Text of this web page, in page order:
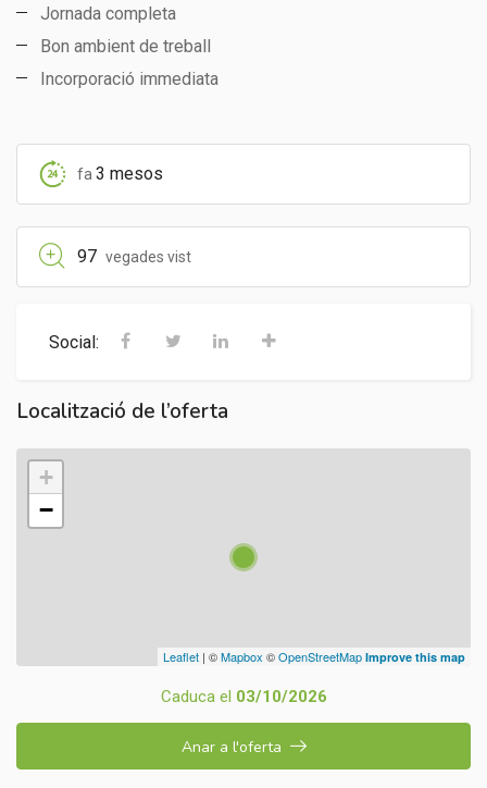
Jornada completa
Bon ambient de treball
Incorporació immediata
fa3 mesos
97 vegades vist
Social:
Localització de l’oferta
+
−
Leaflet | ©Mapbox ©OpenStreetMap Improve this map
Caduca el 03/10/2026
Anar a l'oferta